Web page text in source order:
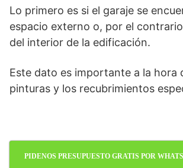
Lo primero es si el garaje se
espacio externo o, por el
del interior de la edificación.
Este dato es importante a la hora
pinturas y los recubrimientos
PIDENOS PRESUPUESTO GRATIS POR